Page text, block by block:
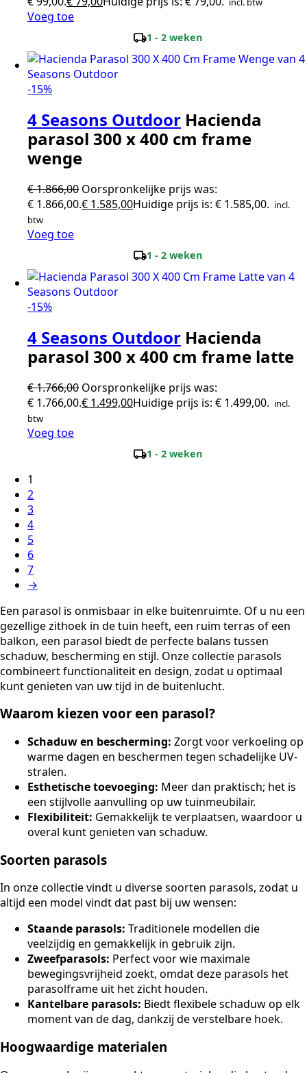
Voeg toe
local_shipping1 - 2 weken
-15%
4 Seasons Outdoor Hacienda
parasol 300 x 400 cm frame
wenge
€1.866,00 Oorspronkelijke prijs was:
€ 1.866,00.€ 1.585,00Huidige prijs is: € 1.585,00. incl.
btw
Voeg toe
local_shipping1 - 2 weken
-15%
4 Seasons Outdoor Hacienda
parasol 300 x 400 cm frame latte
€1.766,00 Oorspronkelijke prijs was:
€ 1.766,00.€ 1.499,00Huidige prijs is: € 1.499,00. incl.
btw
Voeg toe
local_shipping1 - 2 weken
1
2
3
4
5
6
7
→
Een parasol is onmisbaar in elke buitenruimte. Of u nu een
gezellige zithoek in de tuin heeft, een ruim terras of een
balkon, een parasol biedt de perfecte balans tussen
schaduw, bescherming en stijl. Onze collectie parasols
combineert functionaliteit en design, zodat u optimaal
kunt genieten van uw tijd in de buitenlucht.
Waarom kiezen voor een parasol?
Schaduw en bescherming: Zorgt voor verkoeling op
warme dagen en beschermen tegen schadelijke UV-
stralen.
Esthetische toevoeging: Meer dan praktisch; het is
een stijlvolle aanvulling op uw tuinmeubilair.
Flexibiliteit: Gemakkelijk te verplaatsen, waardoor u
overal kunt genieten van schaduw.
Soorten parasols
In onze collectie vindt u diverse soorten parasols, zodat u
altijd een model vindt dat past bij uw wensen:
Staande parasols: Traditionele modellen die
veelzijdig en gemakkelijk in gebruik zijn.
Zweefparasols: Perfect voor wie maximale
bewegingsvrijheid zoekt, omdat deze parasols het
parasolframe uit het zicht houden.
Kantelbare parasols: Biedt flexibele schaduw op elk
moment van de dag, dankzij de verstelbare hoek.
Hoogwaardige materialen